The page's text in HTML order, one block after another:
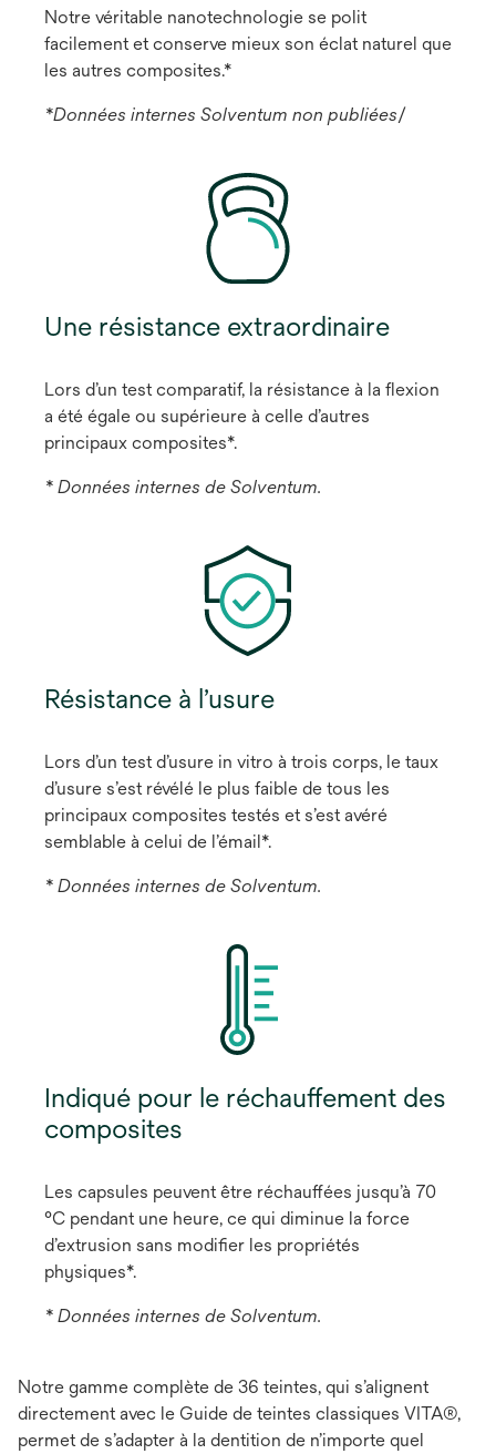
Notre véritable nanotechnologie se polit
facilement et conserve mieux son éclat naturel que
les autres composites.*
*Données internes Solventum non publiées/
Une résistance extraordinaire
Lors d’un test comparatif, la résistance à la flexion
a été égale ou supérieure à celle d’autres
principaux composites*.
* Données internes de Solventum.
Résistance à l’usure
Lors d’un test d’usure in vitro à trois corps, le taux
d’usure s’est révélé le plus faible de tous les
principaux composites testés et s’est avéré
semblable à celui de l’émail*.
* Données internes de Solventum.
Indiqué pour le réchauffement des
composites
Les capsules peuvent être réchauffées jusqu’à 70
°C pendant une heure, ce qui diminue la force
d’extrusion sans modifier les propriétés
physiques*.
* Données internes de Solventum.
Notre gamme complète de 36 teintes, qui s’alignent
directement avec le Guide de teintes classiques VITA®,
permet de s’adapter à la dentition de n’importe quel